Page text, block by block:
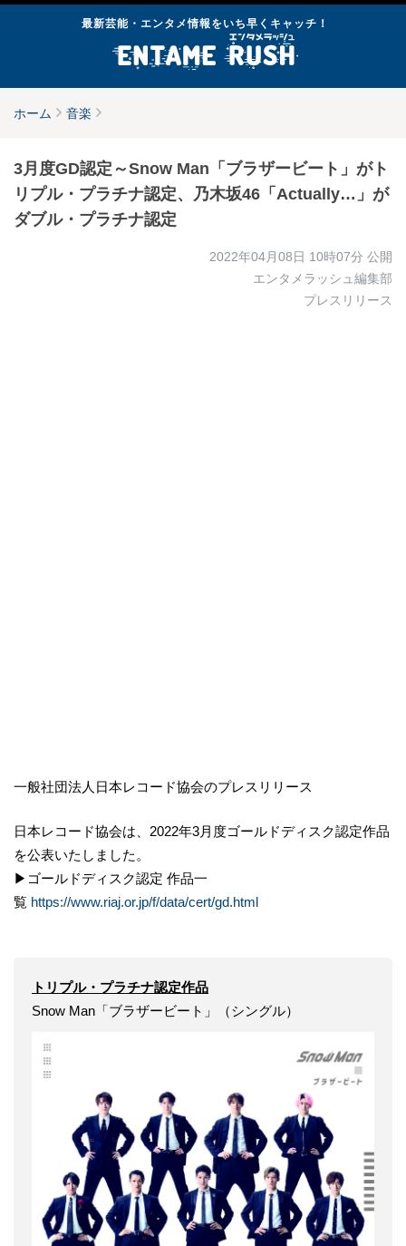
最新芸能・エンタメ情報をいち早くキャッチ！
ホーム 音楽
3月度GD認定～Snow Man「ブラザービート」がト
リプル・プラチナ認定、乃木坂46「Actually…」が
ダブル・プラチナ認定
2022年04月08日 10時07分 公開
エンタメラッシュ編集部
プレスリリース
一般社団法人日本レコード協会のプレスリリース
日本レコード協会は、2022年3月度ゴールドディスク認定作品
を公表いたしました。
▶ゴールドディスク認定 作品一
覧 https://www.riaj.or.jp/f/data/cert/gd.html
トリプル・プラチナ認定作品
Snow Man「ブラザービート」（シングル）